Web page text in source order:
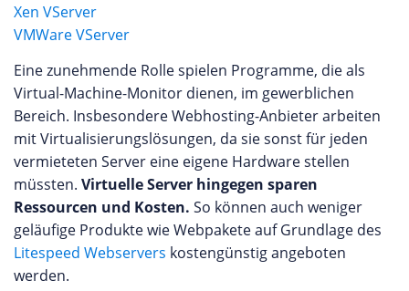
Xen VServer
VMWare VServer
Eine zunehmende Rolle spielen Programme, die als
Virtual-Machine-Monitor dienen, im gewerblichen
Bereich. Insbesondere Webhosting-Anbieter arbeiten
mit Virtualisierungslösungen, da sie sonst für jeden
vermieteten Server eine eigene Hardware stellen
müssten. Virtuelle Server hingegen sparen
Ressourcen und Kosten. So können auch weniger
geläufige Produkte wie Webpakete auf Grundlage des
Litespeed Webservers kostengünstig angeboten
werden.